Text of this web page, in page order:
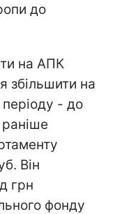
до
на АПК
збільшити на
періоду - до
Він
грн
фонду